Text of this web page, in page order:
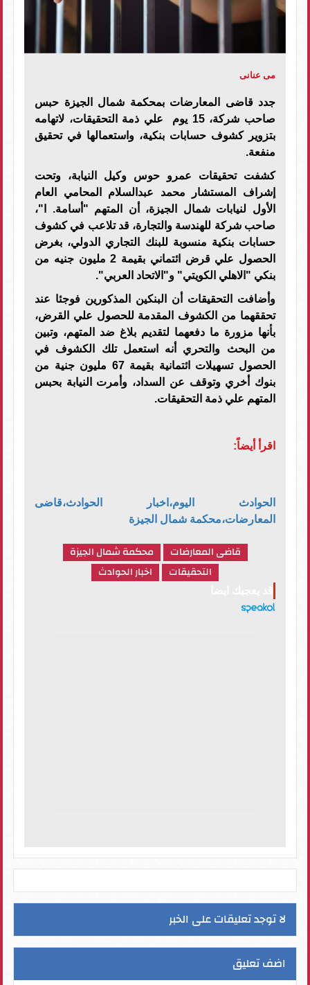
مى عنانى
جدد قاضى المعارضات بمحكمة شمال الجيزة حبس
صاحب شركة، 15 يوم علي ذمة التحقيقات، لاتهامه
بتزوير كشوف حسابات بنكية، واستعمالها في تحقيق
منفعة.
كشفت تحقيقات عمرو حوس وكيل النيابة، وتحت
إشراف المستشار محمد عبدالسلام المحامي العام
الأول لنيابات شمال الجيزة، أن المتهم "أسامة. ا"،
صاحب شركة للهندسة والتجارة، قد تلاعب في كشوف
حسابات بنكية منسوبة للبنك التجاري الدولي، بغرض
الحصول علي قرض ائتماني بقيمة 2 مليون جنيه من
بنكي "الاهلي الكويتي" و"الاتحاد العربي".
وأضافت التحقيقات أن البنكين المذكورين فوجئا عند
تحققهما من الكشوف المقدمة للحصول علي القرض،
بأنها مزورة ما دفعهما لتقديم بلاغ ضد المتهم، وتبين
من البحث والتحري أنه استعمل تلك الكشوف في
الحصول تسهيلات ائتمانية بقيمة 67 مليون جنية من
بنوك أخري وتوقف عن السداد، وأمرت النيابة بحبس
المتهم علي ذمة التحقيقات.
اقرأ أيضاً:
الحوادث اليوم،اخبار الحوادث،قاضى
المعارضات،محكمة شمال الجيزة
قاضى المعارضات
محكمة شمال الجيزة
التحقيقات
اخبار الحوادث
لا توجد تعليقات على الخبر
اضف تعليق